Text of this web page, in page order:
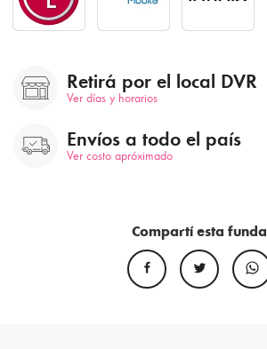
Retirá por el local DVR
Ver días y horarios
Envíos a todo el país
Ver costo apróximado
Compartí esta funda